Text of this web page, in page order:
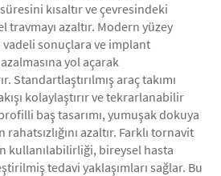
kısaltır ve çevresindeki
azaltır. Modern yüzey
sonuçlara ve implant
azalmasına yol açarak
Standartlaştırılmış araç takımı
kolaylaştırır ve tekrarlanabilir
baş tasarımı, yumuşak dokuya
azaltır. Farklı tornavit
kullanılabilirliği, bireysel hasta
tedavi yaklaşımları sağlar. Bu